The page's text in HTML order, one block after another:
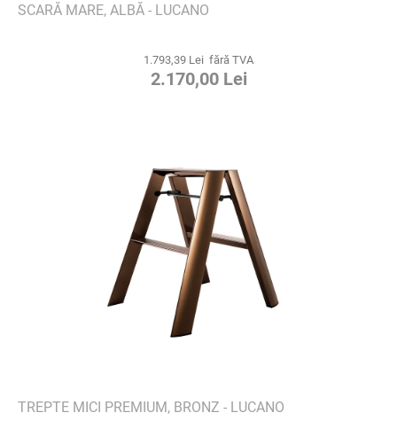
SCARĂ MARE, ALBĂ - LUCANO
1.793,39 Lei fără TVA
2.170,00 Lei
TREPTE MICI PREMIUM, BRONZ - LUCANO